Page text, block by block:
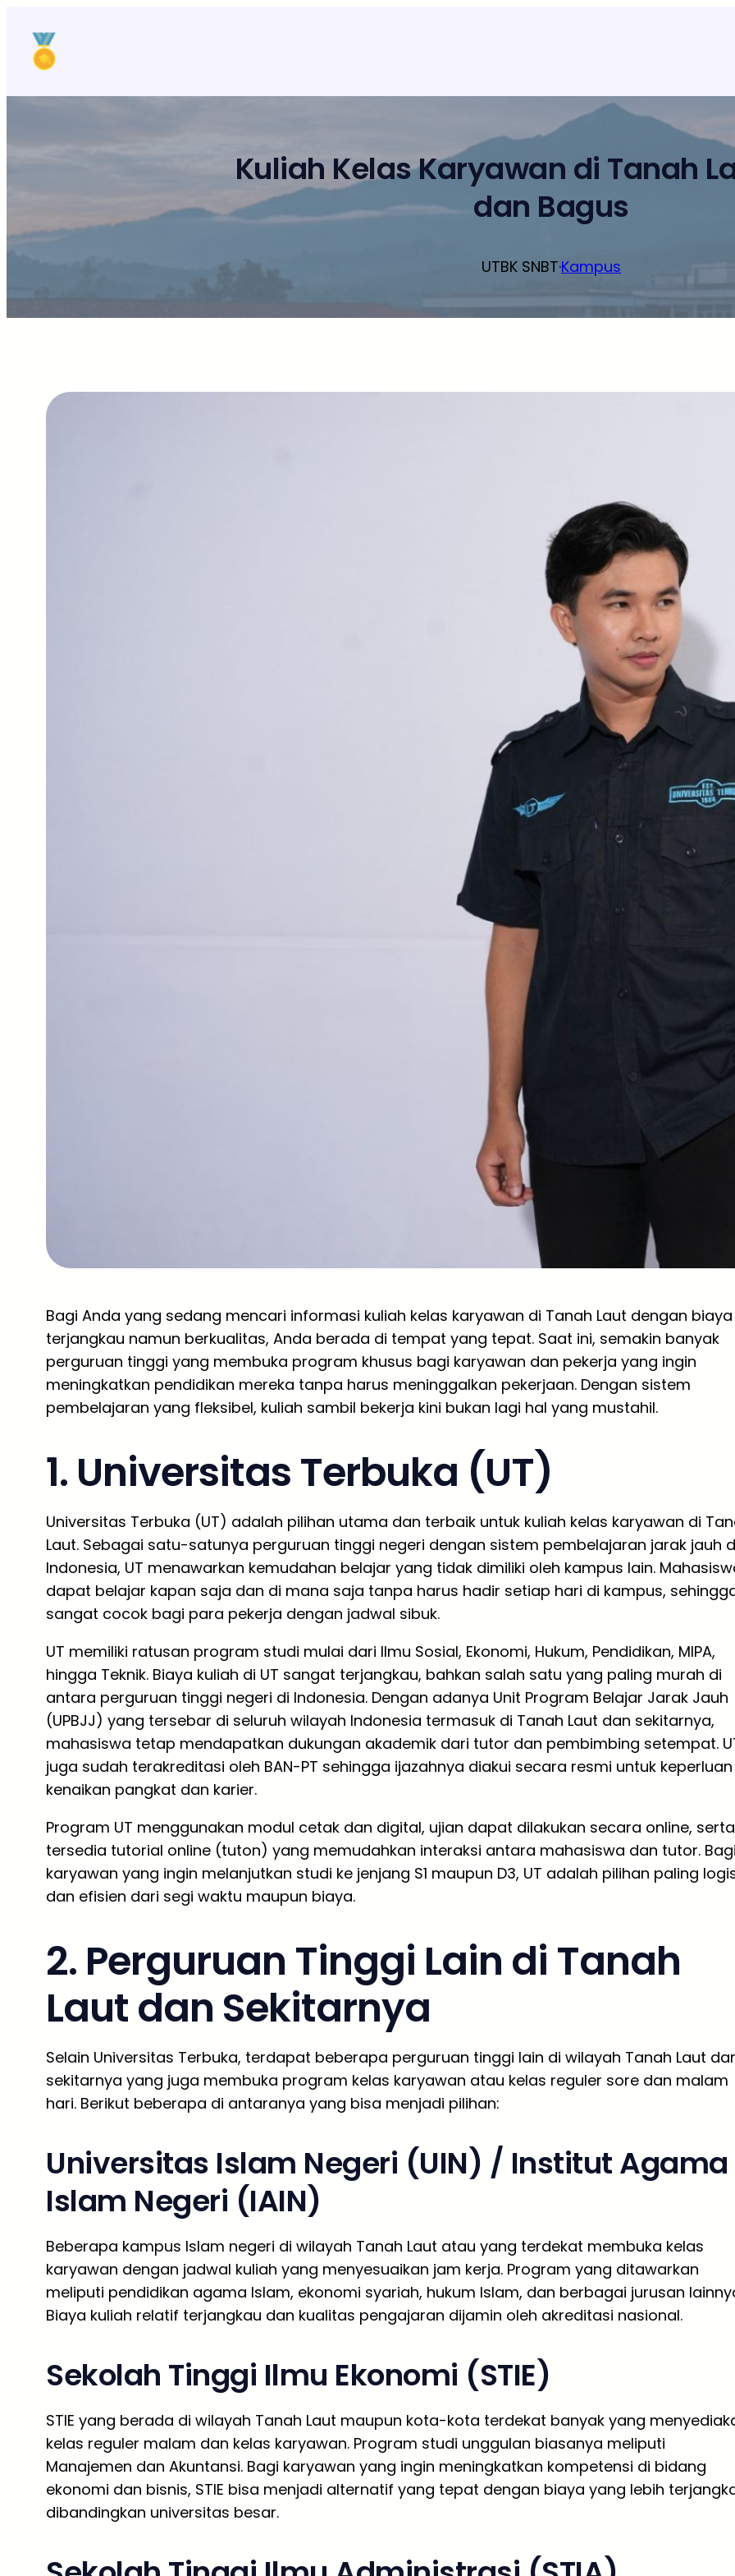
konten
Kuliah Kelas Karyawan di Tanah
dan Bagus
UTBK SNBT·Kampus
Bagi Anda yang sedang mencari informasi kuliah kelas karyawan di Tanah Laut dengan biaya
terjangkau namun berkualitas, Anda berada di tempat yang tepat. Saat ini, semakin banyak
perguruan tinggi yang membuka program khusus bagi karyawan dan pekerja yang ingin
meningkatkan pendidikan mereka tanpa harus meninggalkan pekerjaan. Dengan sistem
pembelajaran yang fleksibel, kuliah sambil bekerja kini bukan lagi hal yang mustahil.
1. Universitas Terbuka (UT)
Universitas Terbuka (UT) adalah pilihan utama dan terbaik untuk kuliah kelas karyawan di
Laut. Sebagai satu-satunya perguruan tinggi negeri dengan sistem pembelajaran jarak jauh
Indonesia, UT menawarkan kemudahan belajar yang tidak dimiliki oleh kampus lain.
dapat belajar kapan saja dan di mana saja tanpa harus hadir setiap hari di kampus,
sangat cocok bagi para pekerja dengan jadwal sibuk.
UT memiliki ratusan program studi mulai dari Ilmu Sosial, Ekonomi, Hukum, Pendidikan, MIPA,
hingga Teknik. Biaya kuliah di UT sangat terjangkau, bahkan salah satu yang paling murah di
antara perguruan tinggi negeri di Indonesia. Dengan adanya Unit Program Belajar Jarak Jauh
(UPBJJ) yang tersebar di seluruh wilayah Indonesia termasuk di Tanah Laut dan sekitarnya,
mahasiswa tetap mendapatkan dukungan akademik dari tutor dan pembimbing setempat.
juga sudah terakreditasi oleh BAN-PT sehingga ijazahnya diakui secara resmi untuk keperluan
kenaikan pangkat dan karier.
Program UT menggunakan modul cetak dan digital, ujian dapat dilakukan secara online, serta
tersedia tutorial online (tuton) yang memudahkan interaksi antara mahasiswa dan tutor. Bagi
karyawan yang ingin melanjutkan studi ke jenjang S1 maupun D3, UT adalah pilihan paling
dan efisien dari segi waktu maupun biaya.
2. Perguruan Tinggi Lain di Tanah
Laut dan Sekitarnya
Selain Universitas Terbuka, terdapat beberapa perguruan tinggi lain di wilayah Tanah Laut
sekitarnya yang juga membuka program kelas karyawan atau kelas reguler sore dan malam
hari. Berikut beberapa di antaranya yang bisa menjadi pilihan:
Universitas Islam Negeri (UIN) / Institut Agama
Islam Negeri (IAIN)
Beberapa kampus Islam negeri di wilayah Tanah Laut atau yang terdekat membuka kelas
karyawan dengan jadwal kuliah yang menyesuaikan jam kerja. Program yang ditawarkan
meliputi pendidikan agama Islam, ekonomi syariah, hukum Islam, dan berbagai jurusan
Biaya kuliah relatif terjangkau dan kualitas pengajaran dijamin oleh akreditasi nasional.
Sekolah Tinggi Ilmu Ekonomi (STIE)
STIE yang berada di wilayah Tanah Laut maupun kota-kota terdekat banyak yang
kelas reguler malam dan kelas karyawan. Program studi unggulan biasanya meliputi
Manajemen dan Akuntansi. Bagi karyawan yang ingin meningkatkan kompetensi di bidang
ekonomi dan bisnis, STIE bisa menjadi alternatif yang tepat dengan biaya yang lebih
dibandingkan universitas besar.